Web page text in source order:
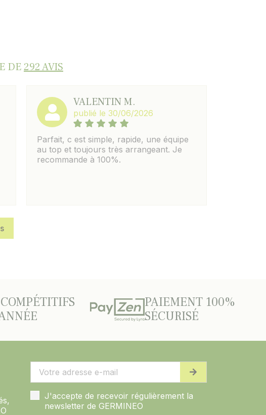
DE292 AVIS
VALENTIN M.
publié le 30/06/2026
Parfait, c est simple, rapide, une équipe
au top et toujours très arrangeant. Je
recommande à 100%.
PAIEMENT 100%
SÉCURISÉ
J'accepte de recevoir régulièrement la
newsletter de GERMINEO